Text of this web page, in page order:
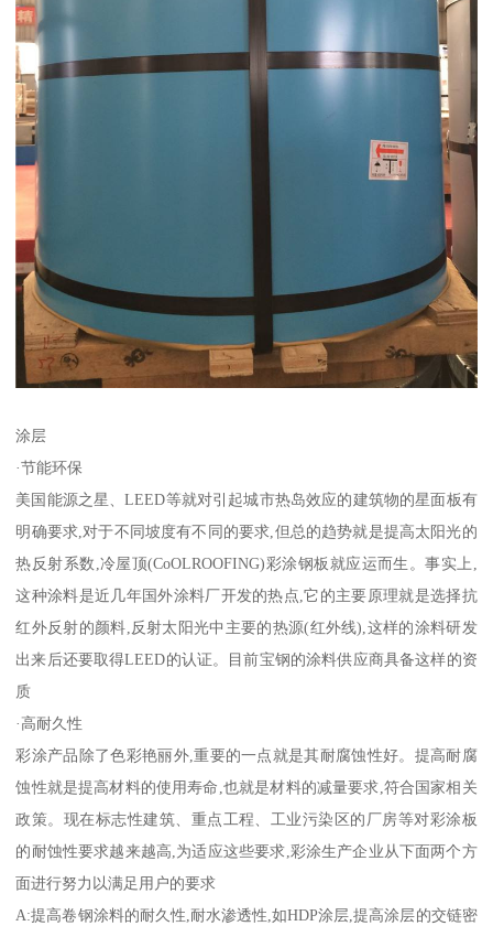
涂层
·节能环保
美国能源之星、LEED等就对引起城市热岛效应的建筑物的星面板有
明确要求,对于不同坡度有不同的要求,但总的趋势就是提高太阳光的
热反射系数,冷屋顶(CoOLROOFING)彩涂钢板就应运而生。事实上,
这种涂料是近几年国外涂料厂开发的热点,它的主要原理就是选择抗
红外反射的颜料,反射太阳光中主要的热源(红外线),这样的涂料研发
出来后还要取得LEED的认证。目前宝钢的涂料供应商具备这样的资
质
·高耐久性
彩涂产品除了色彩艳丽外,重要的一点就是其耐腐蚀性好。提高耐腐
蚀性就是提高材料的使用寿命,也就是材料的减量要求,符合国家相关
政策。现在标志性建筑、重点工程、工业污染区的厂房等对彩涂板
的耐蚀性要求越来越高,为适应这些要求,彩涂生产企业从下面两个方
面进行努力以满足用户的要求
A:提高卷钢涂料的耐久性,耐水渗透性,如HDP涂层,提高涂层的交链密